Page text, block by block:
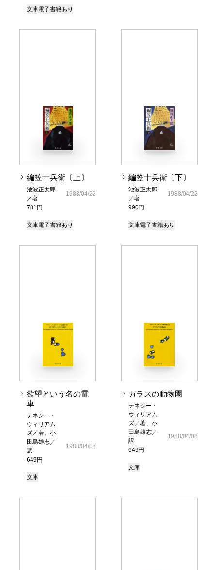
文庫電子書籍あり
編笠十兵衛〔上〕
池波正太郎
／著
781円
1988/04/22
文庫電子書籍あり
編笠十兵衛〔下〕
池波正太郎
／著
990円
1988/04/22
文庫電子書籍あり
欲望という名の電
車
テネシー・
ウィリアム
ズ／著、小
田島雄志／
訳
649円
1988/04/08
文庫
ガラスの動物園
テネシー・
ウィリアム
ズ／著、小
田島雄志／
訳
649円
1988/04/08
文庫